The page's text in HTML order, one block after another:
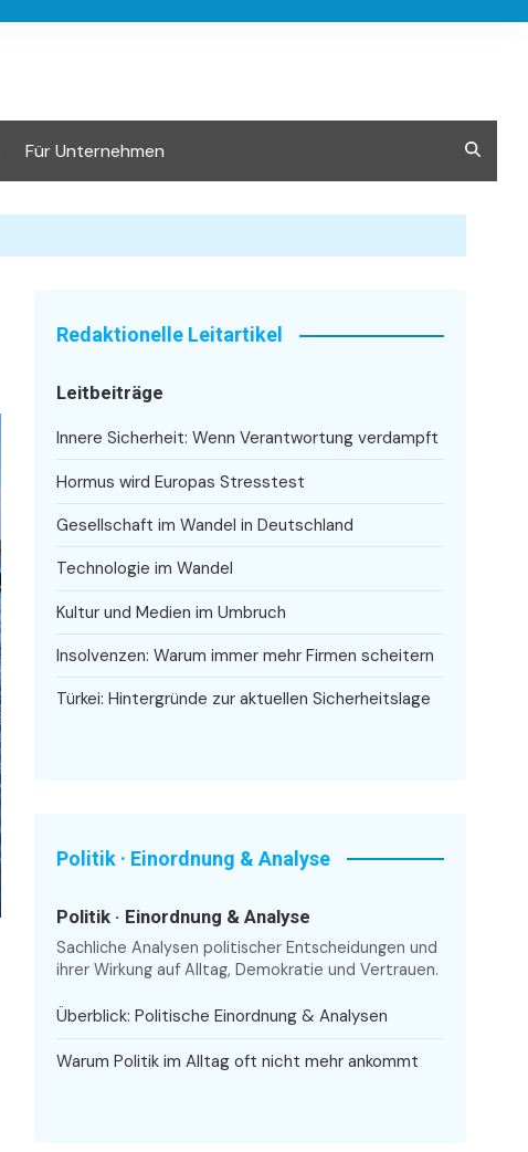
Für Unternehmen
Redaktionelle Leitartikel
Leitbeiträge
Innere Sicherheit: Wenn Verantwortung verdampft
Hormus wird Europas Stresstest
Gesellschaft im Wandel in Deutschland
Technologie im Wandel
Kultur und Medien im Umbruch
Insolvenzen: Warum immer mehr Firmen scheitern
Türkei: Hintergründe zur aktuellen Sicherheitslage
Politik · Einordnung & Analyse
Politik · Einordnung & Analyse
Sachliche Analysen politischer Entscheidungen und
ihrer Wirkung auf Alltag, Demokratie und Vertrauen.
Überblick: Politische Einordnung & Analysen
Warum Politik im Alltag oft nicht mehr ankommt